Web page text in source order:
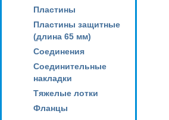
Пластины
Пластины защитные
(длина 65 мм)
Соединения
Соединительные
накладки
Тяжелые лотки
Фланцы